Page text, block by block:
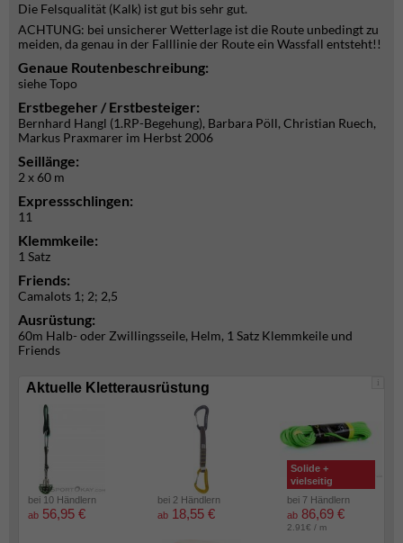
Die Felsqualität (Kalk) ist gut bis sehr gut.
ACHTUNG: bei unsicherer Wetterlage ist die Route unbedingt zu
meiden, da genau in der Falllinie der Route ein Wassfall entsteht!!
Genaue Routenbeschreibung:
siehe Topo
Erstbegeher / Erstbesteiger:
Bernhard Hangl (1.RP-Begehung), Barbara Pöll, Christian Ruech,
Markus Praxmarer im Herbst 2006
Seillänge:
2 x 60 m
Expressschlingen:
11
Klemmkeile:
1 Satz
Friends:
Camalots 1; 2; 2,5
Ausrüstung:
60m Halb- oder Zwillingsseile, Helm, 1 Satz Klemmkeile und
Friends
i
Aktuelle Kletterausrüstung
bei 10 Händlern
ab 56,95 €
bei 2 Händlern
ab 18,55 €
Solide +
vielseitig
bei 7 Händlern
ab 86,69 €
2.91€ / m